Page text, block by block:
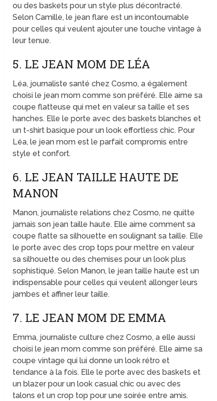
ou des baskets pour un style plus décontracté.
Selon Camille, le jean flare est un incontournable
pour celles qui veulent ajouter une touche vintage à
leur tenue.
5. LE JEAN MOM DE LÉA
Léa, journaliste santé chez Cosmo, a également
choisi le jean mom comme son préféré. Elle aime sa
coupe flatteuse qui met en valeur sa taille et ses
hanches. Elle le porte avec des baskets blanches et
un t-shirt basique pour un look effortless chic. Pour
Léa, le jean mom est le parfait compromis entre
style et confort.
6. LE JEAN TAILLE HAUTE DE
MANON
Manon, journaliste relations chez Cosmo, ne quitte
jamais son jean taille haute. Elle aime comment sa
coupe flatte sa silhouette en soulignant sa taille. Elle
le porte avec des crop tops pour mettre en valeur
sa silhouette ou des chemises pour un look plus
sophistiqué. Selon Manon, le jean taille haute est un
indispensable pour celles qui veulent allonger leurs
jambes et affiner leur taille.
7. LE JEAN MOM DE EMMA
Emma, journaliste culture chez Cosmo, a elle aussi
choisi le jean mom comme son préféré. Elle aime sa
coupe vintage qui lui donne un look rétro et
tendance à la fois. Elle le porte avec des baskets et
un blazer pour un look casual chic ou avec des
talons et un crop top pour une soirée entre amis.